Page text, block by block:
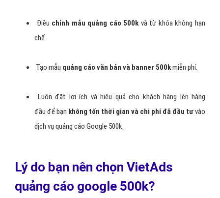
Điều chỉnh mẫu quảng cáo 500kvà từ khóa không hạn
chế.
Tạo mẫu quảng cáo văn bản và banner 500kmiễn phí.
Luôn đặt lợi ích và hiệu quả cho khách hàng lên hàng
đầu để bạn không tốn thời gian và chi phí đã đầu tưvào
dịch vụ quảng cáo Google 500k.
Lý do bạn nên chọn VietAds
quảng cáo google 500k?